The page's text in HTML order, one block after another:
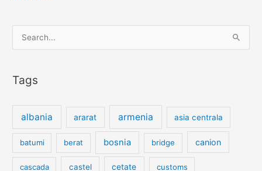
for:
Tags
albania ararat armenia asia centrala
batumi berat bosnia bridge canion
cascada castel cetate customs